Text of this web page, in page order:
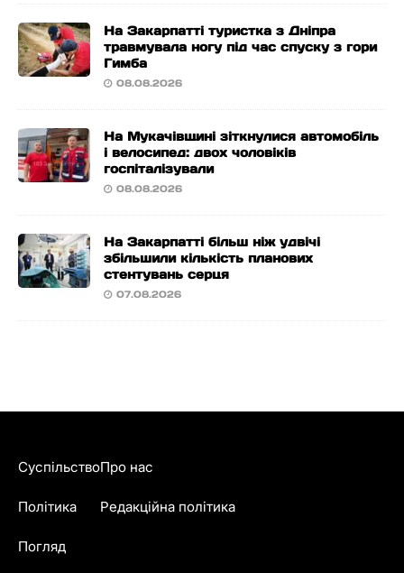
На Закарпатті туристка з Дніпра
травмувала ногу під час спуску з гори
Гимба
08.08.2026
На Мукачівщині зіткнулися автомобіль
і велосипед: двох чоловіків
госпіталізували
08.08.2026
На Закарпатті більш ніж удвічі
збільшили кількість планових
стентувань серця
07.08.2026
Суспільство
Політика
Погляд
Про нас
Редакційна політика